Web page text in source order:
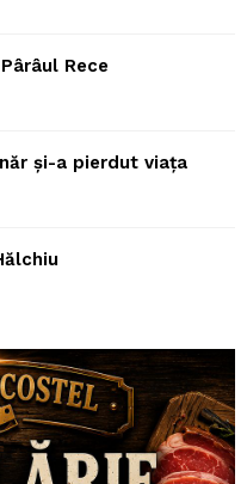
Rece
și-a pierdut viața